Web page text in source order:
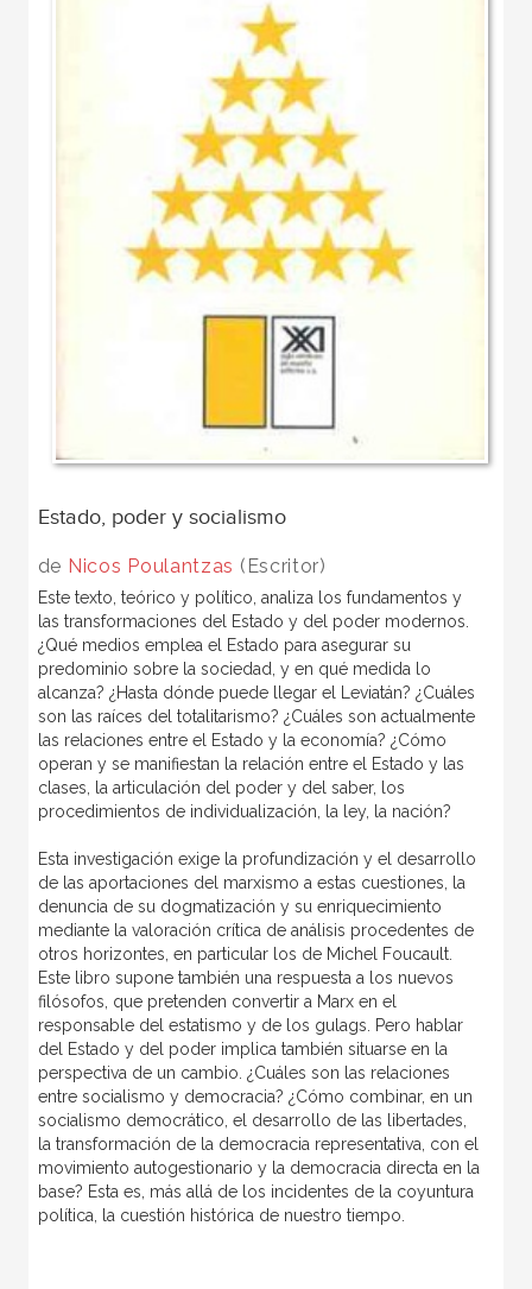
Estado, poder y socialismo
de Nicos Poulantzas (Escritor)
Este texto, teórico y político, analiza los fundamentos y
las transformaciones del Estado y del poder modernos.
¿Qué medios emplea el Estado para asegurar su
predominio sobre la sociedad, y en qué medida lo
alcanza? ¿Hasta dónde puede llegar el Leviatán? ¿Cuáles
son las raíces del totalitarismo? ¿Cuáles son actualmente
las relaciones entre el Estado y la economía? ¿Cómo
operan y se manifiestan la relación entre el Estado y las
clases, la articulación del poder y del saber, los
procedimientos de individualización, la ley, la nación?
Esta investigación exige la profundización y el desarrollo
de las aportaciones del marxismo a estas cuestiones, la
denuncia de su dogmatización y su enriquecimiento
mediante la valoración crítica de análisis procedentes de
otros horizontes, en particular los de Michel Foucault.
Este libro supone también una respuesta a los nuevos
filósofos, que pretenden convertir a Marx en el
responsable del estatismo y de los gulags. Pero hablar
del Estado y del poder implica también situarse en la
perspectiva de un cambio. ¿Cuáles son las relaciones
entre socialismo y democracia? ¿Cómo combinar, en un
socialismo democrático, el desarrollo de las libertades,
la transformación de la democracia representativa, con el
movimiento autogestionario y la democracia directa en la
base? Esta es, más allá de los incidentes de la coyuntura
política, la cuestión histórica de nuestro tiempo.